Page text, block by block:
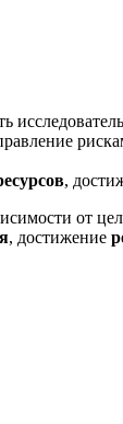
,
от
, достижение